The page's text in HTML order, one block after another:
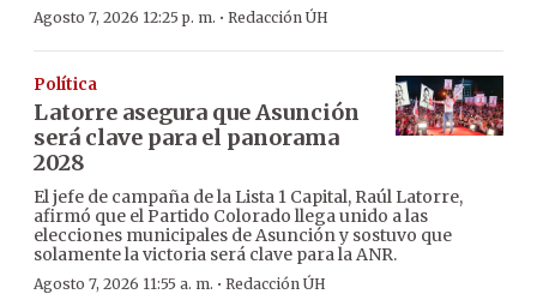
Agosto 7, 2026 12:25 p. m. · Redacción ÚH
Política
Latorre asegura que Asunción
será clave para el panorama
2028
El jefe de campaña de la Lista 1 Capital, Raúl Latorre,
afirmó que el Partido Colorado llega unido a las
elecciones municipales de Asunción y sostuvo que
solamente la victoria será clave para la ANR.
Agosto 7, 2026 11:55 a. m. · Redacción ÚH